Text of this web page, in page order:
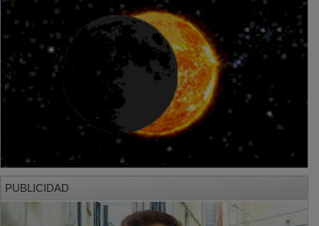
PUBLICIDAD